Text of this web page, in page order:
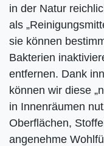
in der Natur
als
sie können
Bakterien
entfernen. Dank
können wir diese
in Innenräumen
Oberflächen,
angenehme